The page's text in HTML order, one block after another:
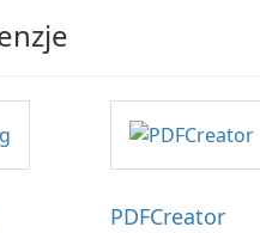
PDFCreator